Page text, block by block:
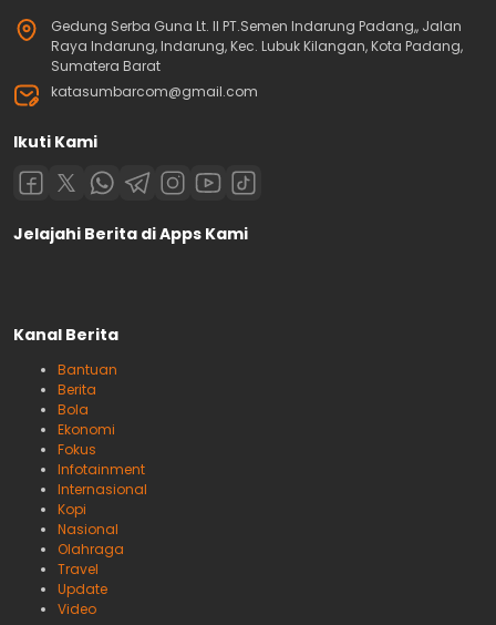
Gedung Serba Guna Lt. II PT.Semen Indarung Padang,, Jalan
Raya Indarung, Indarung, Kec. Lubuk Kilangan, Kota Padang,
Sumatera Barat
katasumbarcom@gmail.com
Ikuti Kami
Jelajahi Berita di Apps Kami
Kanal Berita
Bantuan
Berita
Bola
Ekonomi
Fokus
Infotainment
Internasional
Kopi
Nasional
Olahraga
Travel
Update
Video